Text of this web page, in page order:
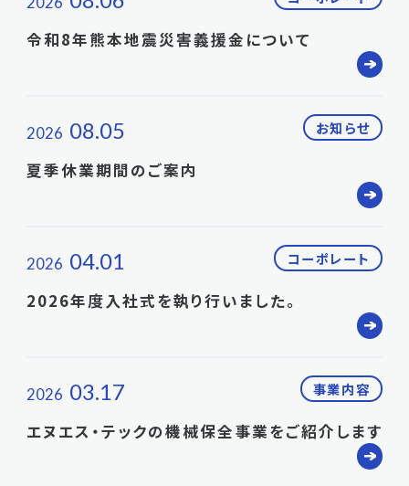
令和8年熊本地震災害義援金について
2026 08.05 お知らせ
夏季休業期間のご案内
2026 04.01 コーポレート
2026年度入社式を執り行いました。
2026 03.17 事業内容
エヌエス・テックの機械保全事業をご紹介します